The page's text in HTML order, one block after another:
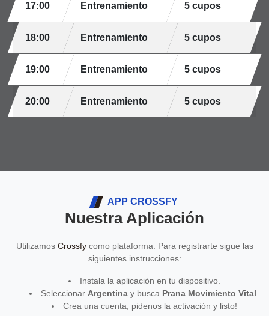
17:00 Entrenamiento 5 cupos
18:00 Entrenamiento 5 cupos
19:00 Entrenamiento 5 cupos
20:00 Entrenamiento 5 cupos
APP CROSSFY
Nuestra Aplicación
Utilizamos Crossfycomo plataforma. Para registrarte sigue las
siguientes instrucciones:
Instala la aplicación en tu dispositivo.
Seleccionar Argentina y busca Prana Movimiento Vital
Crea una cuenta, pidenos la activación y listo!